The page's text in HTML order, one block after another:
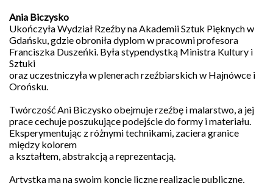
Galeria
Sztuki
Nowy
Warzywniak
działa
Fundacji
Wspólnota
Gdańska.
Jesteśmy
Organizacją
Pożytku
Wesprzyj
Ania Biczysko
Ukończyła Wydział Rzeźby na Akademii Sztuk Pięknych w
Gdańsku, gdzie obroniła dyplom w pracowni profesora
Franciszka Duszeńki. Była stypendystką Ministra Kultury i
Sztuki
oraz uczestniczyła w plenerach rzeźbiarskich w Hajnówce i
Orońsku.
Twórczość Ani Biczysko obejmuje rzeźbę i malarstwo, a jej
prace cechuje poszukujące podejście do formy i materiału.
Eksperymentując z różnymi technikami, zaciera granice
między kolorem
a kształtem, abstrakcją a reprezentacją.
Artystka ma na swoim koncie liczne realizacje publiczne,